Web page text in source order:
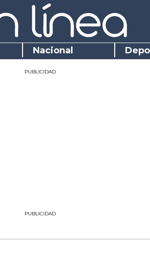
Nacional
PUBLICIDAD
PUBLICIDAD